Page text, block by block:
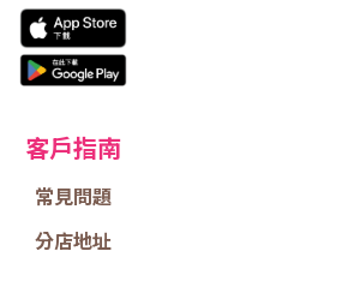
客戶指南
常見問題
分店地址